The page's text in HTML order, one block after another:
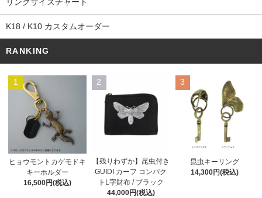
K18 / K10 カスタムオーダー
RANKING
1
ヒョウモントカゲモドキ
キーホルダー
16,500円(税込)
2
【残りわずか】昆虫付き
GUIDI カーフ コンパク
トL字財布 / ブラック
44,000円(税込)
3
昆虫キーリング
14,300円(税込)